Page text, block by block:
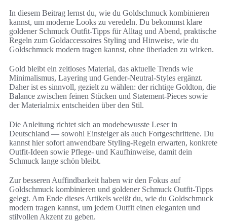
In diesem Beitrag lernst du, wie du Goldschmuck kombinieren
kannst, um moderne Looks zu veredeln. Du bekommst klare
goldener Schmuck Outfit-Tipps für Alltag und Abend, praktische
Regeln zum Goldaccessoires Styling und Hinweise, wie du
Goldschmuck modern tragen kannst, ohne überladen zu wirken.
Gold bleibt ein zeitloses Material, das aktuelle Trends wie
Minimalismus, Layering und Gender-Neutral-Styles ergänzt.
Daher ist es sinnvoll, gezielt zu wählen: der richtige Goldton, die
Balance zwischen feinen Stücken und Statement-Pieces sowie
der Materialmix entscheiden über den Stil.
Die Anleitung richtet sich an modebewusste Leser in
Deutschland — sowohl Einsteiger als auch Fortgeschrittene. Du
kannst hier sofort anwendbare Styling-Regeln erwarten, konkrete
Outfit-Ideen sowie Pflege- und Kaufhinweise, damit dein
Schmuck lange schön bleibt.
Zur besseren Auffindbarkeit haben wir den Fokus auf
Goldschmuck kombinieren und goldener Schmuck Outfit-Tipps
gelegt. Am Ende dieses Artikels weißt du, wie du Goldschmuck
modern tragen kannst, um jedem Outfit einen eleganten und
stilvollen Akzent zu geben.